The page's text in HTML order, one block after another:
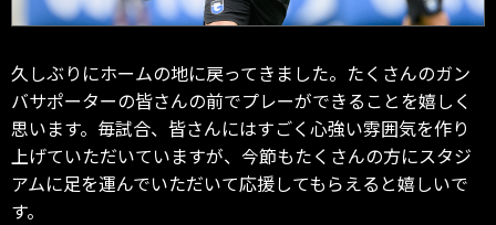
久しぶりにホームの地に戻ってきました。たくさんのガン
バサポーターの皆さんの前でプレーができることを嬉しく
思います。毎試合、皆さんにはすごく心強い雰囲気を作り
上げていただいていますが、今節もたくさんの方にスタジ
アムに足を運んでいただいて応援してもらえると嬉しいで
す。